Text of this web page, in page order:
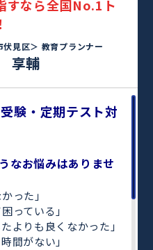
すなら全国No.1ト
伏見区＞ 教育プランナー
享輔
験・定期テスト対
なお悩みはありませ
った」
っている」
よりも良くなかった」
間がない」